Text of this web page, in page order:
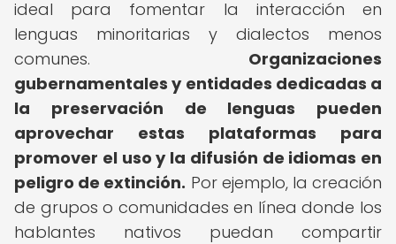
ideal para fomentar la interacción en
lenguas minoritarias y dialectos menos
comunes. Organizaciones
gubernamentales y entidades dedicadas a
la preservación de lenguas pueden
aprovechar estas plataformas para
promover el uso y la difusión de idiomas en
peligro de extinción. Por ejemplo, la creación
de grupos o comunidades en línea donde los
hablantes nativos puedan compartir